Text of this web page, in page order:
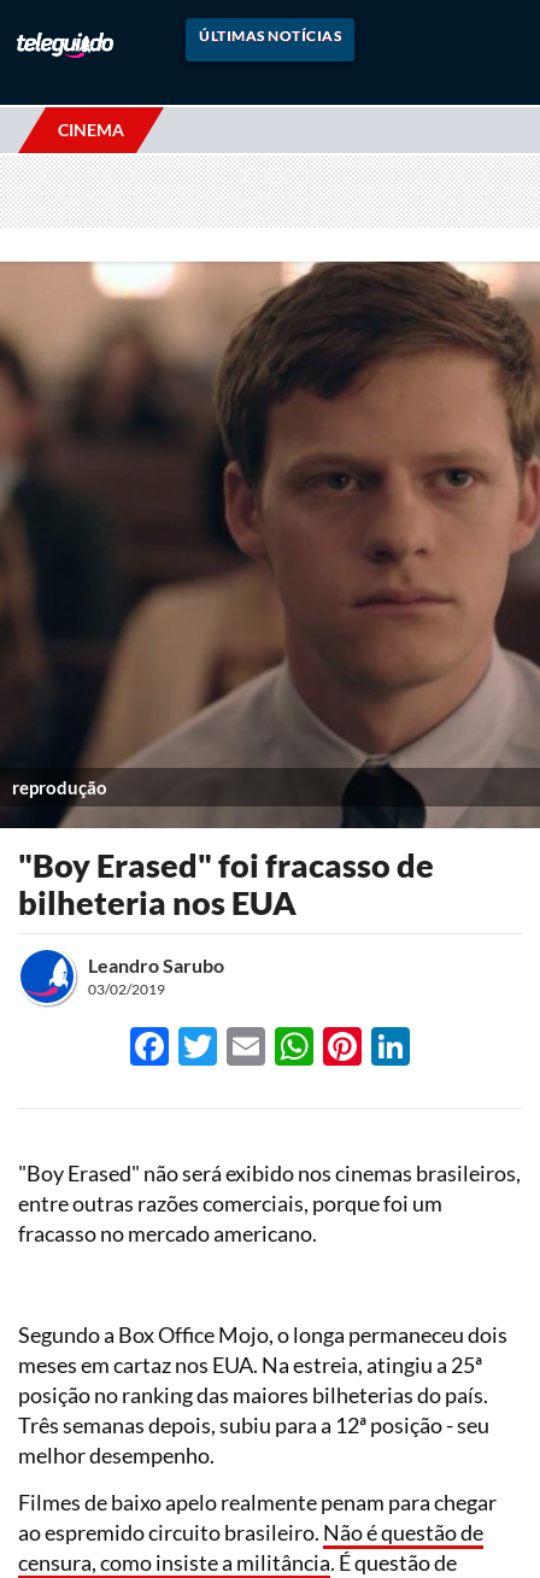
ÚLTIMAS NOTÍCIAS
CINEMA
reprodução
"Boy Erased" foi fracasso de
bilheteria nos EUA
Leandro Sarubo
03/02/2019
Facebook
Twitter
EmailWhatsApp
Pinterest
"Boy Erased" não será exibido nos cinemas brasileiros,
entre outras razões comerciais, porque foi um
fracasso no mercado americano.
Segundo a Box Office Mojo, o longa permaneceu dois
meses em cartaz nos EUA. Na estreia, atingiu a 25ª
posição no ranking das maiores bilheterias do país.
Três semanas depois, subiu para a 12ª posição - seu
melhor desempenho.
Filmes de baixo apelo realmente penam para chegar
ao espremido circuito brasileiro. Não é questão de
censura, como insiste a militância. É questão de